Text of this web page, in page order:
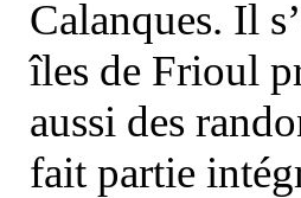
Calanques. Il
îles de Frioul
aussi des
fait partie